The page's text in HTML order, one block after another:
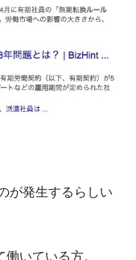
が発生するらしい
いている方。